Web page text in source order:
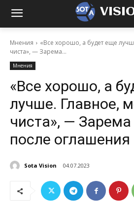
Мнения
«Все хорошо, а будет еще
чиста», — Зарема...
Мнения
«Все хорошо, а
лучше. Главное,
чиста», —
после оглашения
Sota Vision 04.07.2023